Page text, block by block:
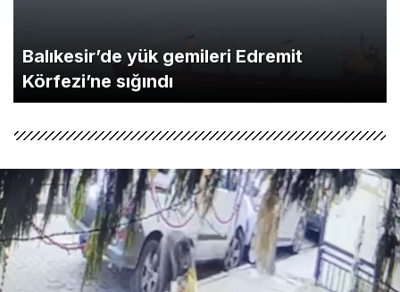
Balıkesir’de yük gemileri Edremit
Körfezi’ne sığındı